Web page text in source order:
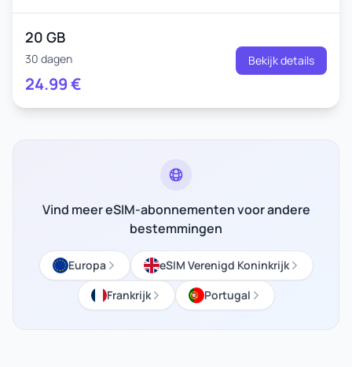
20 GB
30 dagen
24.99€
Bekijk details
Vind meer eSIM-abonnementen voor andere
bestemmingen
Europa
eSIM Verenigd Koninkrijk
Frankrijk
Portugal